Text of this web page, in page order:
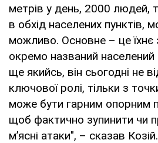
метрів у день, 2000 людей,
в обхід населених пунктів,
можливо. Основне – це
окремо названий
ще якийсь, він сьогодні не
ключової ролі, тільки з
може бути гарним опорним
щоб фактично зупинити чи
мʼясні атаки", – сказав Козій.